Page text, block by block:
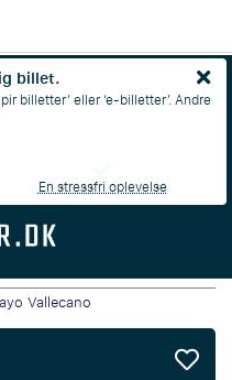
billet.
billetter’ eller ‘e-billetter’. Andre
En stressfri oplevelse
Vallecano